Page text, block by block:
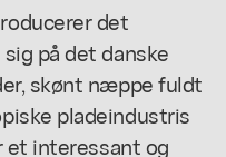
det
på det danske
skønt næppe fuldt
pladeindustris
et interessant og